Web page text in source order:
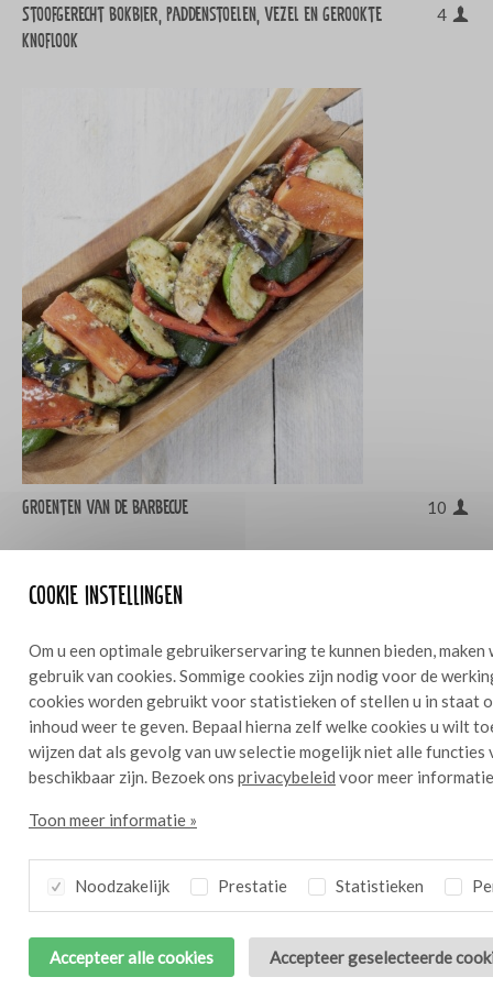
Cookie instellingen
Om u een optimale gebruikerservaring te kunnen bieden,
gebruik van cookies. Sommige cookies zijn nodig voor de
cookies worden gebruikt voor statistieken of stellen u in staat
inhoud weer te geven. Bepaal hierna zelf welke cookies u wilt
wijzen dat als gevolg van uw selectie mogelijk niet alle functies
beschikbaar zijn. Bezoek ons privacybeleid voor meer
Toon meer informatie »
Noodzakelijk Prestatie Statistieken
Accepteer alle cookies Accepteer geselecteerde
Stoofgerecht bokbier, paddenstoelen, vezel en gerookte
knoflook
4
Groenten van de barbecue 10
Carpaccio van gegrilde paprika, Pico de Gallo en Pecorino
10